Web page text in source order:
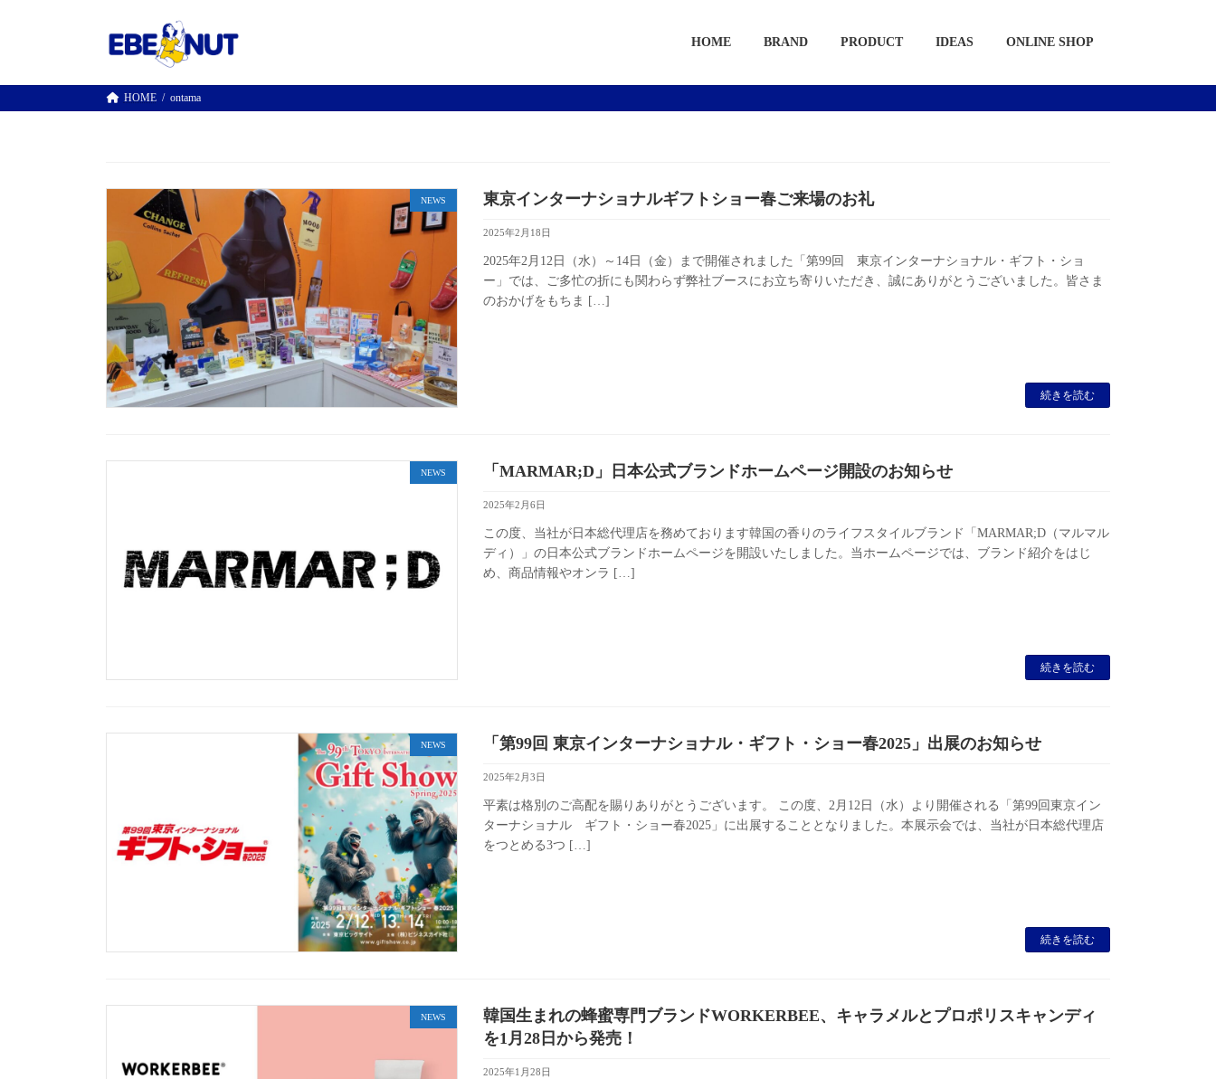
ツ
シ
HOME BRAND PRODUCT IDEAS ONLINE SHOP
HOME ontama
NEWS 東京インターナショナルギフトショー春ご来場のお礼
2025年2月18日
2025年2月12日（水）～14日（金）まで開催されました「第99回 東京インターナショナル・ギフト・ショ
ー」では、ご多忙の折にも関わらず弊社ブースにお立ち寄りいただき、誠にありがとうございました。皆さま
のおかげをもちま […]
続きを読む
NEWS 「MARMAR;D」日本公式ブランドホームページ開設のお知らせ
2025年2月6日
この度、当社が日本総代理店を務めております韓国の香りのライフスタイルブランド「MARMAR;D（マルマル
ディ）」の日本公式ブランドホームページを開設いたしました。当ホームページでは、ブランド紹介をはじ
め、商品情報やオンラ […]
続きを読む
NEWS 「第99回 東京インターナショナル・ギフト・ショー春2025」出展のお知らせ
2025年2月3日
平素は格別のご高配を賜りありがとうございます。 この度、2月12日（水）より開催される「第99回東京イン
ターナショナル ギフト・ショー春2025」に出展することとなりました。本展示会では、当社が日本総代理店
をつとめる3つ […]
続きを読む
NEWS
韓国生まれの蜂蜜専門ブランドWORKERBEE、キャラメルとプロポリスキャンディ
を1月28日から発売！
2025年1月28日